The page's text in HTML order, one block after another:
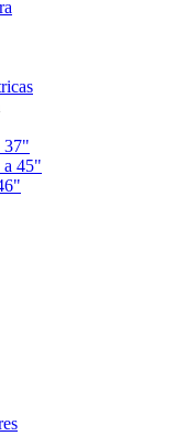
37"
45"